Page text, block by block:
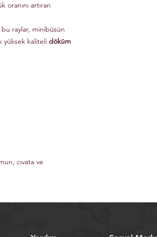
oranını artıran
bu raylar, minibüsün
yüksek kaliteli döküm
cıvata ve